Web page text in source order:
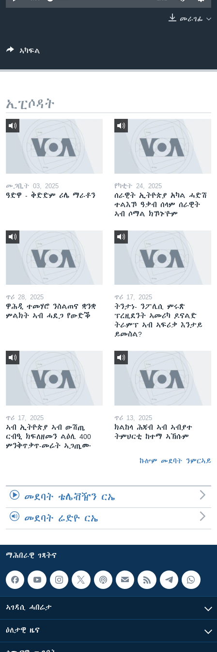
ቂሔ ጽልሚ
መራገፊ
ኣካፍል
ኢፒሶዳት
መጋቢት 03, 2025
ዓድዋ - ቅድድም ሪሌ ማራቶን
የካቲት 24, 2025
ሰራዊት ኢትዮጵያ አካል ሓድሽ
ተልእኾ ዓቃብ ሰላም ሰራዊት
ኣብ ሶማል ክኾኑ'ዮም
ጥሪ 28, 2025
ዋሕዲ ተመሃሮ ንስልጠና ቋንቋ
ምልክት ኣብ ሓደጋ የውድቕ
ጥሪ 17, 2025
ትንታነ- ንፖሊሲ ምሩጽ
ፕረዚደንት ኣመሪካ ዶናልድ
ትራምፕ ኣብ ኣፍሪቃ እንታይ
ይመስል?
ጥሪ 17, 2025
ኣብ ኢትዮጵያ ኣብ ውሽጢ
ርብዒ ክፍለዘመን ልዕሊ 400
ምንቅጥቃጥ-መሬት ኣጋጢሙ
ጥሪ 13, 2025
ክልከላ ሕጃብ ኣብ ኣብያተ
ትምህርቲ ከተማ ኣኽሱም
ኩሎም መደባት ንምርኣይ
መደባት ቴሌቭዥን ርኤ
መደባት ሬድዮ ርኤ
ማሕበራዊ ገጻትና
ኣገዳሲ ሓበሬታ
ዕለታዊ ዜና